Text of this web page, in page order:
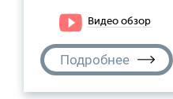
Видео обзор
Подробнее